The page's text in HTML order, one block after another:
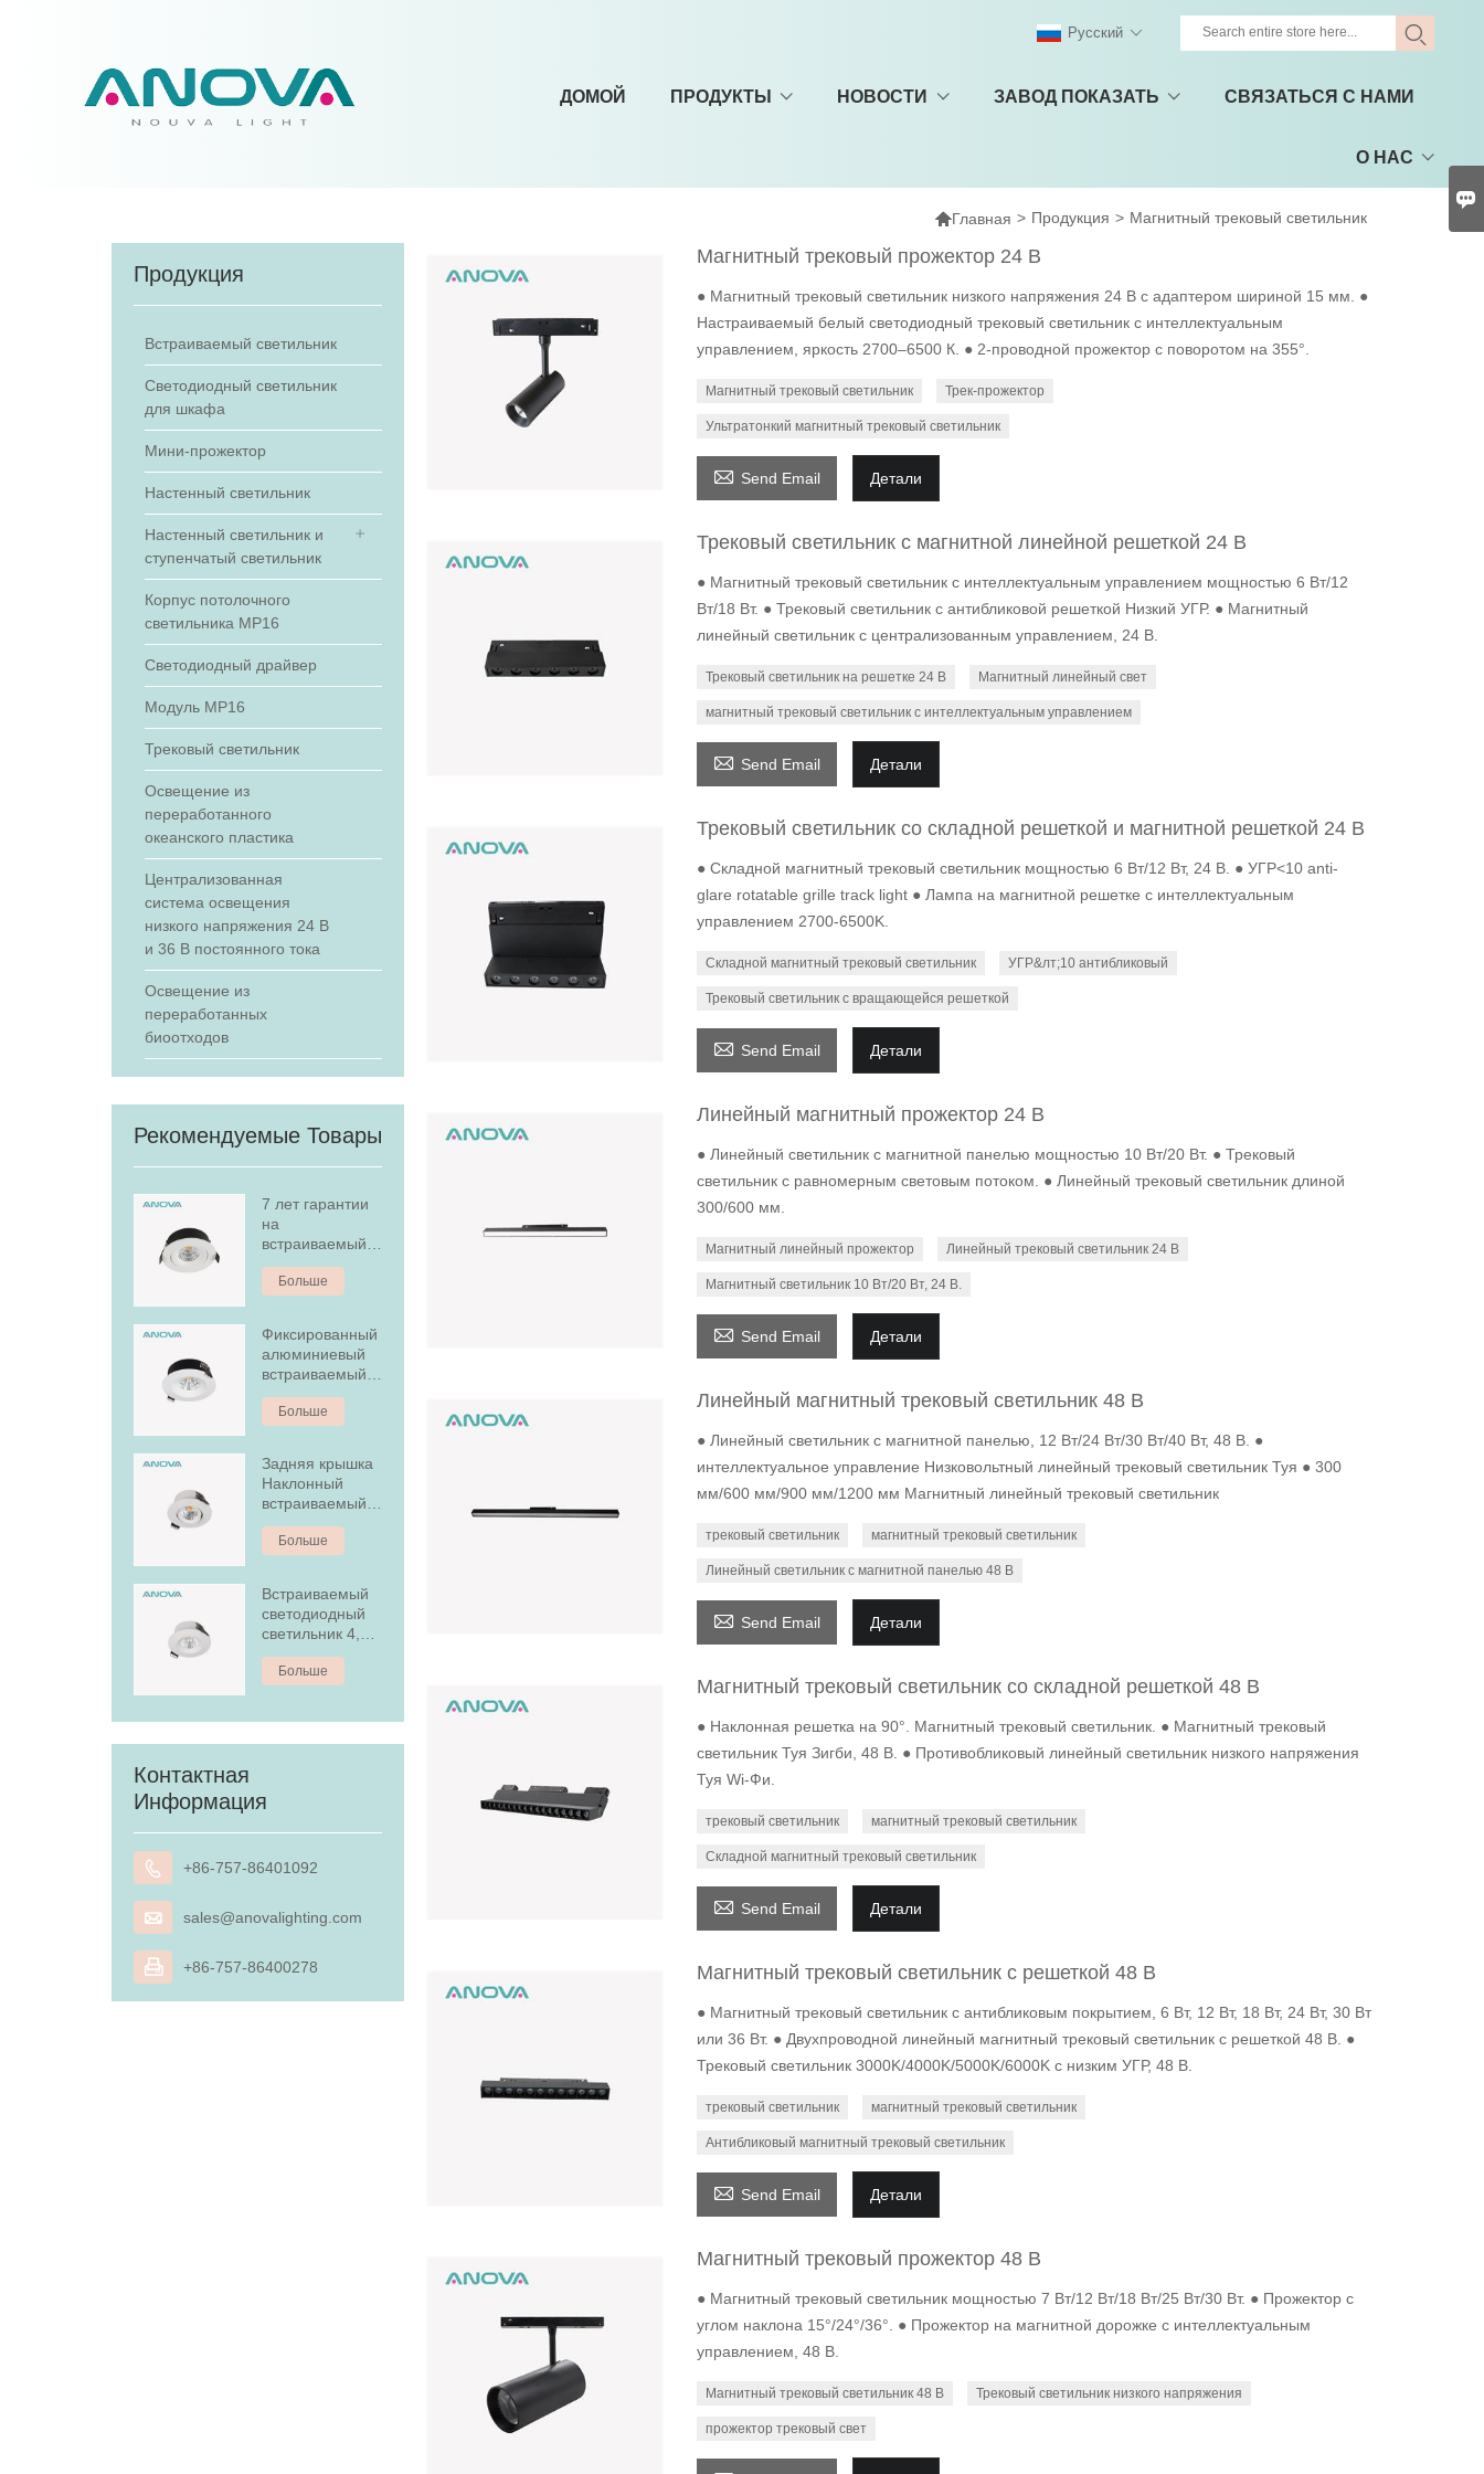
ДОМОЙ ПРОДУКТЫ НОВОСТИ ЗАВОД ПОКАЗАТЬ СВЯЗАТЬСЯ С НАМИ
О НАС
Pусский
Главная > Продукция > Магнитный трековый светильник
Продукция
Встраиваемый светильник
Светодиодный светильник
для шкафа
Мини-прожектор
Настенный светильник
Настенный светильник и
ступенчатый светильник
Корпус потолочного
светильника МР16
Светодиодный драйвер
Модуль МР16
Трековый светильник
Освещение из
переработанного
океанского пластика
Централизованная
система освещения
низкого напряжения 24 В
и 36 В постоянного тока
Освещение из
переработанных
биоотходов
Рекомендуемые Товары
7 лет гарантии
на
встраиваемый
светодиодный
светильник с
Больше
Фиксированный
алюминиевый
встраиваемый
светодиодный
светильник
яркостью
Больше
Задняя крышка
Наклонный
встраиваемый
светодиодный
светильник
Больше
Встраиваемый
светодиодный
светильник 4,5
Вт с
антибликовым
Больше
Контактная
Информация
 +86-757-86401092
 sales@anovalighting.com
 +86-757-86400278
Магнитный трековый прожектор 24 В
● Магнитный трековый светильник низкого напряжения 24 В с адаптером шириной 15 мм. ●
Настраиваемый белый светодиодный трековый светильник с интеллектуальным
управлением, яркость 2700–6500 К. ● 2-проводной прожектор с поворотом на 355°.
Магнитный трековый светильник Трек-прожектор
Ультратонкий магнитный трековый светильник
 Send Email Детали
Трековый светильник с магнитной линейной решеткой 24 В
● Магнитный трековый светильник с интеллектуальным управлением мощностью 6 Вт/12
Вт/18 Вт. ● Трековый светильник с антибликовой решеткой Низкий УГР. ● Магнитный
линейный светильник с централизованным управлением, 24 В.
Трековый светильник на решетке 24 В Магнитный линейный свет
магнитный трековый светильник с интеллектуальным управлением
 Send Email Детали
Трековый светильник со складной решеткой и магнитной решеткой 24 В
● Складной магнитный трековый светильник мощностью 6 Вт/12 Вт, 24 В. ● УГР<10 anti-
glare rotatable grille track light ● Лампа на магнитной решетке с интеллектуальным
управлением 2700-6500K.
Складной магнитный трековый светильник УГР&лт;10 антибликовый
Трековый светильник с вращающейся решеткой
 Send Email Детали
Линейный магнитный прожектор 24 В
● Линейный светильник с магнитной панелью мощностью 10 Вт/20 Вт. ● Трековый
светильник с равномерным световым потоком. ● Линейный трековый светильник длиной
300/600 мм.
Магнитный линейный прожектор Линейный трековый светильник 24 В
Магнитный светильник 10 Вт/20 Вт, 24 В.
 Send Email Детали
Линейный магнитный трековый светильник 48 В
● Линейный светильник с магнитной панелью, 12 Вт/24 Вт/30 Вт/40 Вт, 48 В. ●
интеллектуальное управление Низковольтный линейный трековый светильник Туя ● 300
мм/600 мм/900 мм/1200 мм Магнитный линейный трековый светильник
трековый светильник магнитный трековый светильник
Линейный светильник с магнитной панелью 48 В
 Send Email Детали
Магнитный трековый светильник со складной решеткой 48 В
● Наклонная решетка на 90°. Магнитный трековый светильник. ● Магнитный трековый
светильник Туя Зигби, 48 В. ● Противобликовый линейный светильник низкого напряжения
Туя Wi-Фи.
трековый светильник магнитный трековый светильник
Складной магнитный трековый светильник
 Send Email Детали
Магнитный трековый светильник с решеткой 48 В
● Магнитный трековый светильник с антибликовым покрытием, 6 Вт, 12 Вт, 18 Вт, 24 Вт, 30 Вт
или 36 Вт. ● Двухпроводной линейный магнитный трековый светильник с решеткой 48 В. ●
Трековый светильник 3000K/4000K/5000K/6000K с низким УГР, 48 В.
трековый светильник магнитный трековый светильник
Антибликовый магнитный трековый светильник
 Send Email Детали
Магнитный трековый прожектор 48 В
● Магнитный трековый светильник мощностью 7 Вт/12 Вт/18 Вт/25 Вт/30 Вт. ● Прожектор с
углом наклона 15°/24°/36°. ● Прожектор на магнитной дорожке с интеллектуальным
управлением, 48 В.
Магнитный трековый светильник 48 В Трековый светильник низкого напряжения
прожектор трековый свет
